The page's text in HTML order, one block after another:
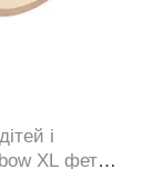
і
XL фетр